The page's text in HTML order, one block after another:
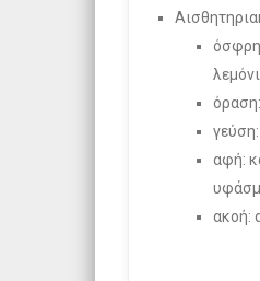
αφή:
ακοή: